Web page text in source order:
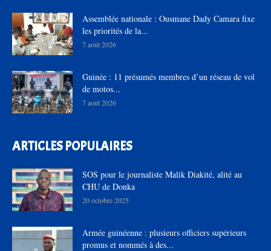
Assemblée nationale : Ousmane Dady Camara fixe
les priorités de la...
7 août 2026
Guinée : 11 présumés membres d’un réseau de vol
de motos...
7 août 2026
ARTICLES POPULAIRES
SOS pour le journaliste Malik Diakité, alité au
CHU de Donka
20 octobre 2025
Armée guinéenne : plusieurs officiers supérieurs
promus et nommés à des...